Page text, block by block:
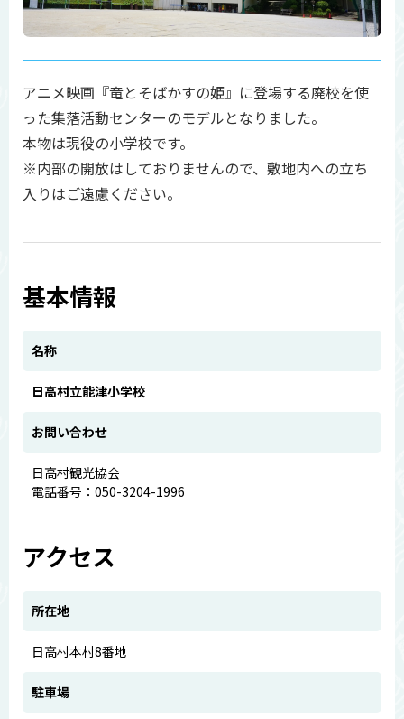
アニメ映画『竜とそばかすの姫』に登場する廃校を使
った集落活動センターのモデルとなりました。
本物は現役の小学校です。
※内部の開放はしておりませんので、敷地内への立ち
入りはご遠慮ください。
基本情報
名称
日高村立能津小学校
お問い合わせ
日高村観光協会
電話番号：050-3204-1996
アクセス
所在地
日高村本村8番地
駐車場